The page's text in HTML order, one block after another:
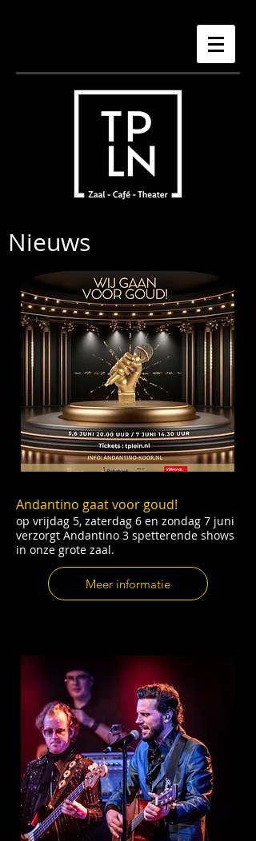
Nieuws
Andantino gaat voor goud!
op vrijdag 5, zaterdag 6 en zondag 7 juni
verzorgt Andantino 3 spetterende shows
in onze grote zaal.
Meer informatie